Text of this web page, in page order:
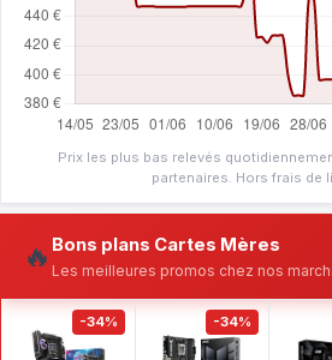
Prix les plus bas relevés
partenaires. Hors frais de
🔥 Bons plans Cartes Mères
Les meilleures promos chez nos
-34% -34%